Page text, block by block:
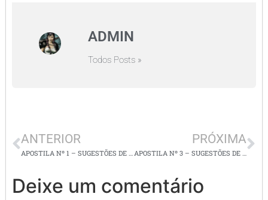
ADMIN
Todos Posts »
ANTERIOR
APOSTILA Nº 1 – SUGESTÕES DE LEMBRANCINHAS DE VOLTA ÀS AULAS
PRÓXIMA
APOSTILA Nº 3 – SUGESTÕES DE LEMBRANCINHAS DE VOLTA ÀS AULAS
Deixe um comentário